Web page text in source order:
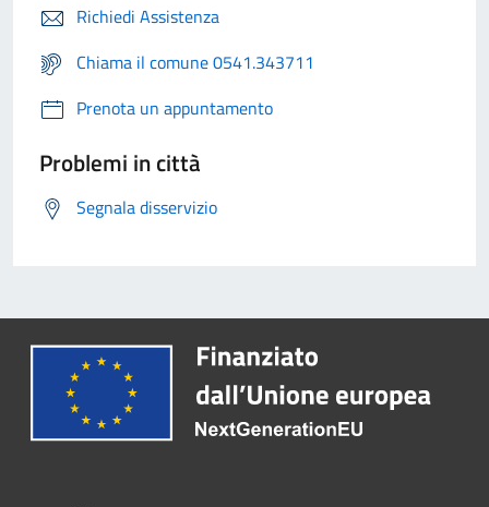
Richiedi Assistenza
Chiama il comune 0541.343711
Prenota un appuntamento
Problemi in città
Segnala disservizio